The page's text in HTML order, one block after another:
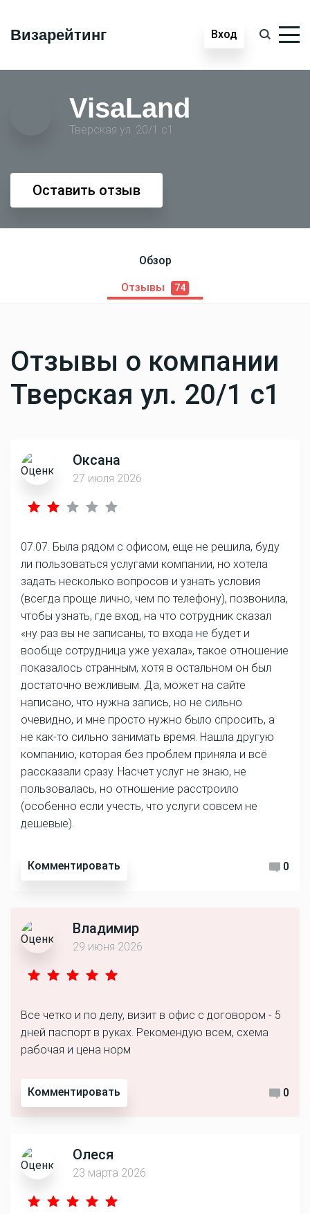
Визарейтинг Вход
VisaLand
Тверская ул. 20/1 с1
Оставить отзыв
Обзор
Отзывы 74
Отзывы о компании
Тверская ул. 20/1 с1
Оксана
27 июля 2026
07.07. Была рядом с офисом, еще не решила, буду
ли пользоваться услугами компании, но хотела
задать несколько вопросов и узнать условия
(всегда проще лично, чем по телефону), позвонила,
чтобы узнать, где вход, на что сотрудник сказал
«ну раз вы не записаны, то входа не будет и
вообще сотрудница уже уехала», такое отношение
показалось странным, хотя в остальном он был
достаточно вежливым. Да, может на сайте
написано, что нужна запись, но не сильно
очевидно, и мне просто нужно было спросить, а
не как-то сильно занимать время. Нашла другую
компанию, которая без проблем приняла и всё
рассказали сразу. Насчет услуг не знаю, не
пользовалась, но отношение расстроило
(особенно если учесть, что услуги совсем не
дешевые).
Комментировать 0
Владимир
29 июня 2026
Все четко и по делу, визит в офис с договором - 5
дней паспорт в руках. Рекомендую всем, схема
рабочая и цена норм
Комментировать 0
Олеся
23 марта 2026